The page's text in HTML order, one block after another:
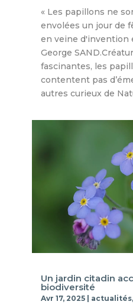
« Les papillons ne
envolées un jour de
en veine d'invention
George
fascinantes, les
contentent pas
autres curieux de
Un jardin citadin
biodiversité
Avr 17, 2025| actualités,